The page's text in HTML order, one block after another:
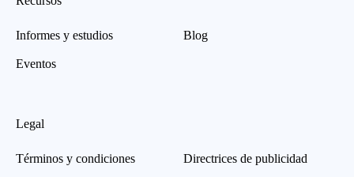
Informes y estudios
Eventos
Blog
Legal
Términos y condiciones Directrices de publicidad